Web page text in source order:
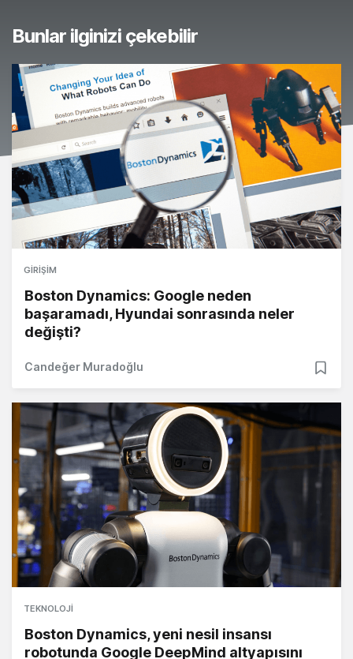
Bunlar ilginizi çekebilir
GIRIŞIM
Boston Dynamics: Google neden
başaramadı, Hyundai sonrasında neler
değişti?
Candeğer Muradoğlu
TEKNOLOJI
Boston Dynamics, yeni nesil insansı
robotunda Google DeepMind altyapısını